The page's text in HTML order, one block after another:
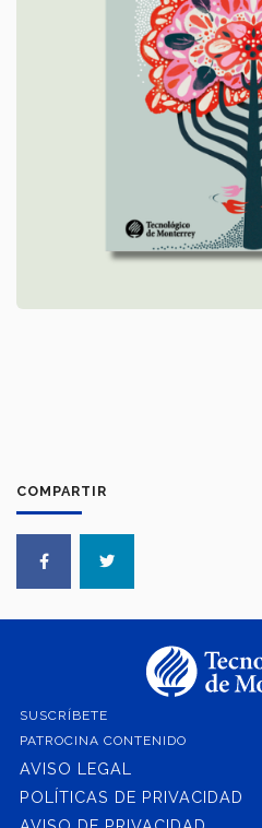
COMPARTIR
SUSCRÍBETE
PATROCINA CONTENIDO
AVISO LEGAL
POLÍTICAS DE PRIVACIDAD